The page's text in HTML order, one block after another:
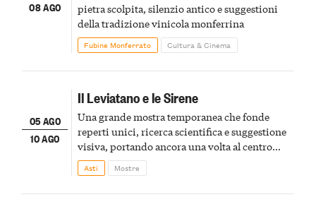
08 AGO
pietra scolpita, silenzio antico e suggestioni
della tradizione vinicola monferrina
Fubine Monferrato Cultura & Cinema
05 AGO
10 AGO
Il Leviatano e le Sirene
Una grande mostra temporanea che fonde
reperti unici, ricerca scientifica e suggestione
visiva, portando ancora una volta al centro
della scena le meraviglie del passato astigiano
Asti Mostre